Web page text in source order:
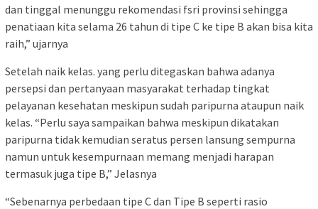
dan tinggal menunggu rekomendasi fsri provinsi sehingga
penatiaan kita selama 26 tahun di tipe C ke tipe B akan bisa kita
raih,” ujarnya
Setelah naik kelas. yang perlu ditegaskan bahwa adanya
persepsi dan pertanyaan masyarakat terhadap tingkat
pelayanan kesehatan meskipun sudah paripurna ataupun naik
kelas. “Perlu saya sampaikan bahwa meskipun dikatakan
paripurna tidak kemudian seratus persen lansung sempurna
namun untuk kesempurnaan memang menjadi harapan
termasuk juga tipe B,” Jelasnya
“Sebenarnya perbedaan tipe C dan Tipe B seperti rasio